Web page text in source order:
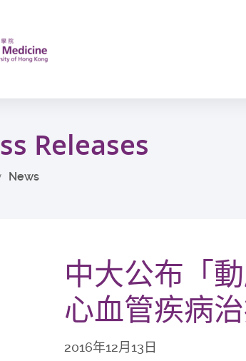
Releases
News
中大公布「
心血管疾病
2016年12月13日